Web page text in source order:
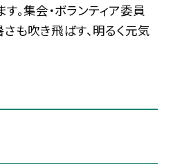
。集会・ボランティア委員
も吹き飛ばす、明るく元気